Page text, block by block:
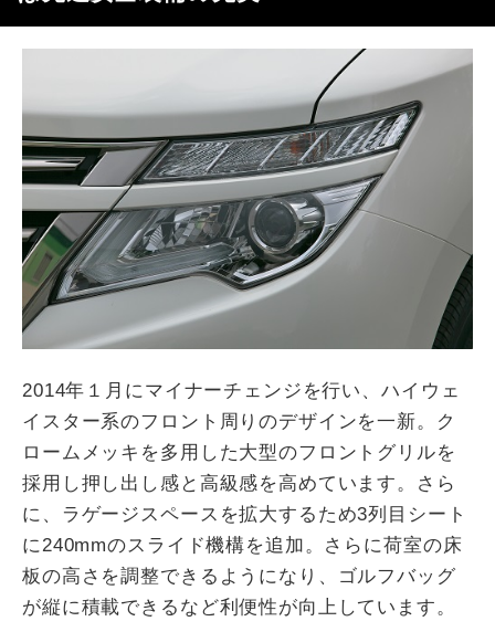
2014年１月にマイナーチェンジを行い、ハイウェ
イスター系のフロント周りのデザインを一新。ク
ロームメッキを多用した大型のフロントグリルを
採用し押し出し感と高級感を高めています。さら
に、ラゲージスペースを拡大するため3列目シート
に240mmのスライド機構を追加。さらに荷室の床
板の高さを調整できるようになり、ゴルフバッグ
が縦に積載できるなど利便性が向上しています。